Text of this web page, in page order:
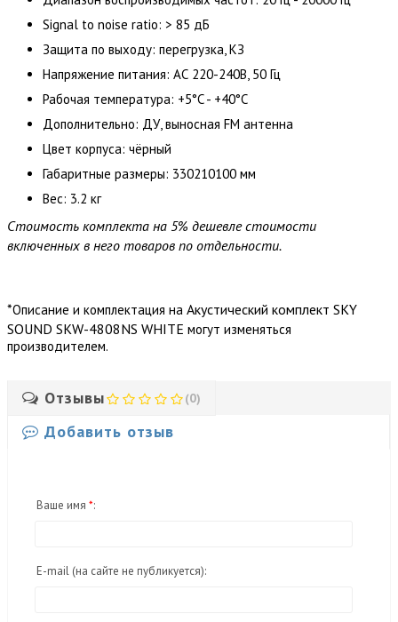
Signal to noise ratio: > 85 дБ
Защита по выходу: перегрузка, КЗ
Напряжение питания: АС 220-240В, 50 Гц
Рабочая температура: +5°C - +40°C
Дополнительно: ДУ, выносная FM антенна
Цвет корпуса: чёрный
Габаритные размеры: 330210100 мм
Вес: 3.2 кг
Стоимость комплекта на 5% дешевле стоимости
включенных в него товаров по отдельности.
*Описание и комплектация на Акустический комплект SKY
SOUND SKW-4808NS WHITE могут изменяться
производителем.
Отзывы (0)
Добавить отзыв
Ваше имя *:
E-mail (на сайте не публикуется):